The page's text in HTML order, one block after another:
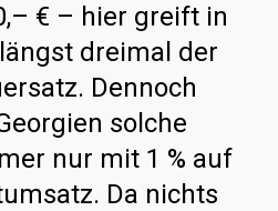
€ – hier greift in
dreimal der
Dennoch
solche
nur mit 1 % auf
Da nichts